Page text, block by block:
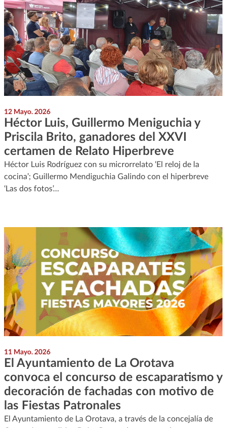
12 Mayo. 2026
Héctor Luis, Guillermo Meniguchia y
Priscila Brito, ganadores del XXVI
certamen de Relato Hiperbreve
Héctor Luis Rodríguez con su microrrelato ‘El reloj de la
cocina’; Guillermo Mendiguchia Galindo con el hiperbreve
‘Las dos fotos’…
11 Mayo. 2026
El Ayuntamiento de La Orotava
convoca el concurso de escaparatismo y
decoración de fachadas con motivo de
las Fiestas Patronales
El Ayuntamiento de La Orotava, a través de la concejalía de